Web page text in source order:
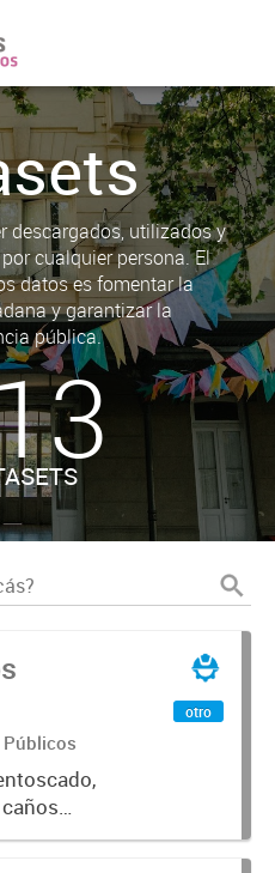
descargados, utilizados y
cualquier persona. El
datos es fomentar la
y garantizar la
pública.
Públicos
Informe
otro